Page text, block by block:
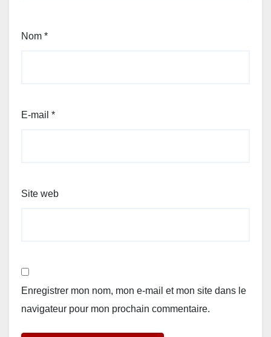
Nom *
E-mail *
Site web
Enregistrer mon nom, mon e-mail et mon site dans le
navigateur pour mon prochain commentaire.